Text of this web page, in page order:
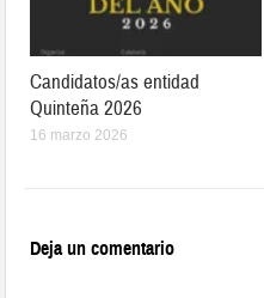
Candidatos/as entidad
Quinteña 2026
16 marzo 2026
Deja un comentario